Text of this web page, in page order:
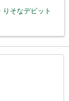
そなデビット